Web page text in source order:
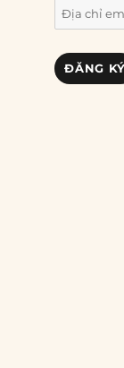
Địa
chỉ
email
ĐĂNG KÝ